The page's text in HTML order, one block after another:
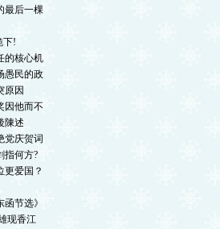
最后一棵
下!
的核心机
愚民的政
原因
因他而不
陳述
党庆贺词
指何方?
更爱国？
节选》
现香江